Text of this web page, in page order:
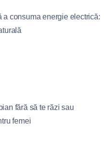
a consuma energie electrică:
fără să te răzi sau
femei